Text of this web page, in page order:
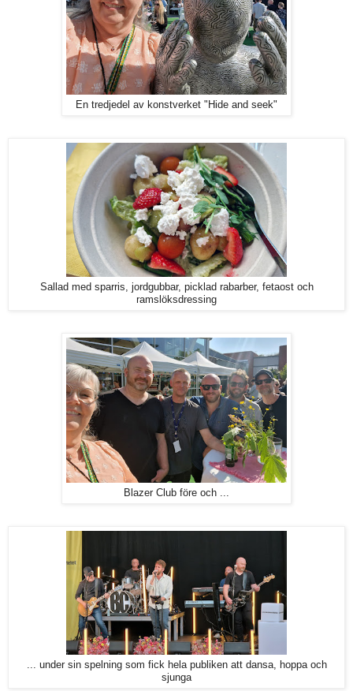
En tredjedel av konstverket "Hide and seek"
Sallad med sparris, jordgubbar, picklad rabarber, fetaost och
ramslöksdressing
Blazer Club före och ...
... under sin spelning som fick hela publiken att dansa, hoppa och
sjunga